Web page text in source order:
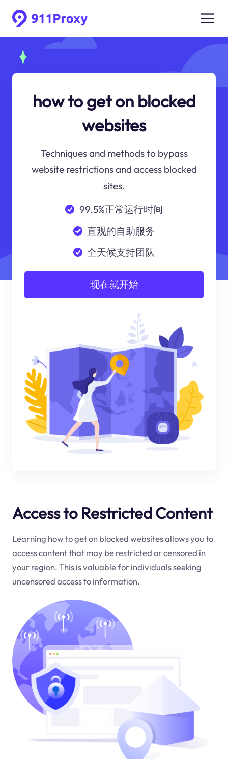
how to get on blocked
websites
Techniques and methods to bypass
website restrictions and access blocked
sites.
99.5%正常运行时间
直观的自助服务
全天候支持团队
现在就开始
Access to Restricted Content
Learning how to get on blocked websites allows you to
access content that may be restricted or censored in
your region. This is valuable for individuals seeking
uncensored access to information.